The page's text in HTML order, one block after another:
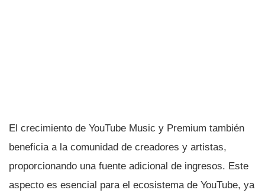
El crecimiento de YouTube Music y Premium también
beneficia a la comunidad de creadores y artistas,
proporcionando una fuente adicional de ingresos. Este
aspecto es esencial para el ecosistema de YouTube, ya